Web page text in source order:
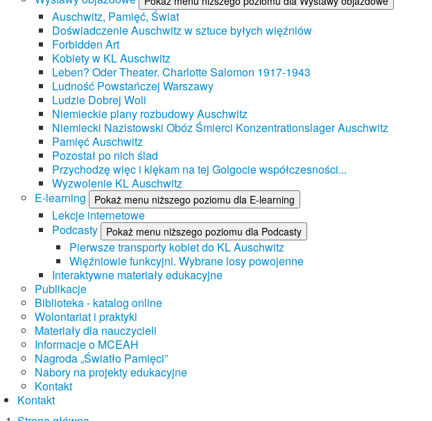
Auschwitz, Pamięć, Świat
Doświadczenie Auschwitz w sztuce byłych więźniów
Forbidden Art
Kobiety w KL Auschwitz
Leben? Oder Theater. Charlotte Salomon 1917-1943
Ludność Powstańczej Warszawy
Ludzie Dobrej Woli
Niemieckie plany rozbudowy Auschwitz
Niemiecki Nazistowski Obóz Śmierci Konzentrationslager Auschwitz
Pamięć Auschwitz
Pozostał po nich ślad
Przychodzę więc i klękam na tej Golgocie współczesności...
Wyzwolenie KL Auschwitz
E-learning
Pokaż menu niższego poziomu dla E-learning
Lekcje internetowe
Podcasty
Pokaż menu niższego poziomu dla Podcasty
Pierwsze transporty kobiet do KL Auschwitz
Więźniowie funkcyjni. Wybrane losy powojenne
Interaktywne materiały edukacyjne
Publikacje
Biblioteka - katalog online
Wolontariat i praktyki
Materiały dla nauczycieli
Informacje o MCEAH
Nagroda „Światło Pamięci”
Nabory na projekty edukacyjne
Kontakt
Kontakt